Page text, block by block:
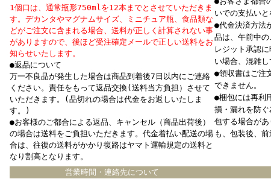
1個口は、通常瓶形750mlを12本までとさせていただきま
す。デカンタやマグナムサイズ、ミニチュア瓶、食品類な
どがご注文に含まれる場合、送料が正しく計算されない事
がありますので、後ほど受注確定メールで正しい送料をお
知らせいたします。
●返品について
万一不良品が発生した場合は商品到着後7日以内にご連絡
ください。責任をもって返品交換(送料当方負担）させて
いただきます。(品切れの場合は代金をお返しいたしま
す。)
●お客様のご都合による返品、キャンセル（商品出荷後）
の場合は送料をご負担いただきます。代金着払い配送の場
合は、往復の送料がかかり復路はヤマト運輸規定の送料と
なり割高となります。
いでの支払い
●代金決済方法
品は、午前中
レジット承認
い場合、混雑
●領収書はご注
できません。
●梱包には再利
損・漏れを防
包する場合が
も、包装後、
営業時間・連絡先について